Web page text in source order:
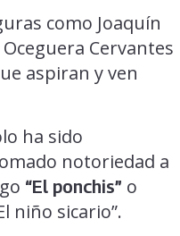
como Joaquín
Cervantes
aspiran y ven
ha sido
notoriedad a
“El ponchis” o
niño sicario”.